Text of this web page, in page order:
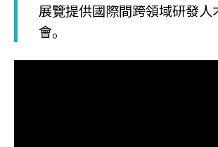
展覽提供國際間跨領域研發人
會。